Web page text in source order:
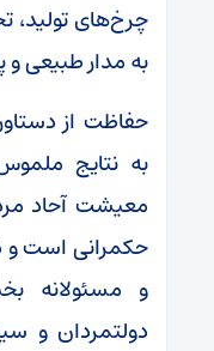
چرخ‌های تولید،
به مدار طبیعی و
حفاظت از
به نتایج
معیشت آحاد
حکمرانی است و
و مسئولانه
دولتمردان و